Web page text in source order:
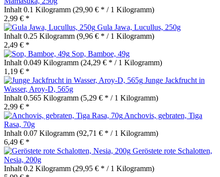
Inhalt 0.1 Kilogramm (29,90 € * / 1 Kilogramm)
2,99 € *
Gula Jawa, Lucullus, 250g
Inhalt 0.25 Kilogramm (9,96 € * / 1 Kilogramm)
2,49 € *
Sop, Bamboe, 49g
Inhalt 0.049 Kilogramm (24,29 € * / 1 Kilogramm)
1,19 € *
Junge Jackfrucht in
Wasser, Aroy-D, 565g
Inhalt 0.565 Kilogramm (5,29 € * / 1 Kilogramm)
2,99 € *
Anchovis, gebraten, Tiga
Rasa, 70g
Inhalt 0.07 Kilogramm (92,71 € * / 1 Kilogramm)
6,49 € *
Geröstete rote Schalotten,
Nesia, 200g
Inhalt 0.2 Kilogramm (29,95 € * / 1 Kilogramm)